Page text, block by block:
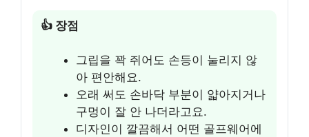
👍 장점
그립을 꽉 쥐어도 손등이 눌리지 않
아 편안해요.
오래 써도 손바닥 부분이 얇아지거나
구멍이 잘 안 나더라고요.
디자인이 깔끔해서 어떤 골프웨어에